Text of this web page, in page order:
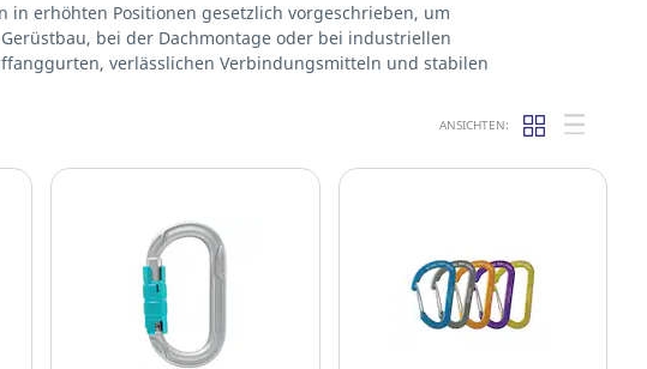
erhöhten Positionen gesetzlich vorgeschrieben, um
bei der Dachmontage oder bei industriellen
verlässlichen Verbindungsmitteln und stabilen
ANSICHTEN: